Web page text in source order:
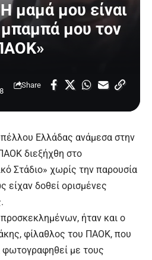
μαμά μου είναι
μου τον
Share
Ελλάδας ανάμεσα στην
διεξήχθη στο
Στάδιο» χωρίς την παρουσία
είχαν δοθεί ορισμένες
ήταν και ο
φίλαθλος του ΠΑΟΚ, που
με τους